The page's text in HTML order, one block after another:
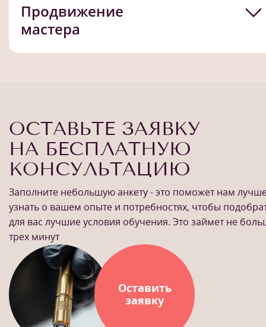
Продвижение
мастера
ОСТАВЬТЕ ЗАЯВКУ
НА БЕСПЛАТНУЮ
КОНСУЛЬТАЦИЮ
Заполните небольшую анкету - это поможет нам
узнать о вашем опыте и потребностях, чтобы
для вас лучшие условия обучения. Это займет не
трех минут
Оставить
заявку